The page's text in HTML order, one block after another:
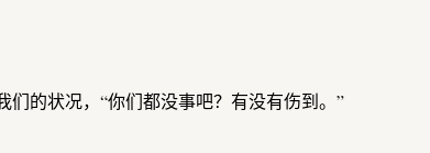
的状况，“你们都没事吧？有没有伤到。”